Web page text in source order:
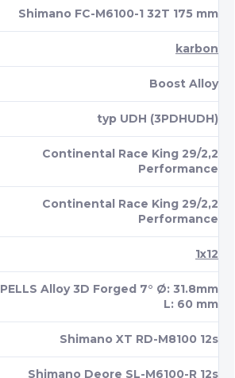
Shimano FC-M6100-1 32T 175 mm
karbon
Boost Alloy
typ UDH (3PDHUDH)
Continental Race King 29/2,2
Performance
Continental Race King 29/2,2
Performance
1x12
PELLS Alloy 3D Forged 7° Ø: 31.8mm
L: 60 mm
Shimano XT RD-M8100 12s
Shimano Deore SL-M6100-R 12s